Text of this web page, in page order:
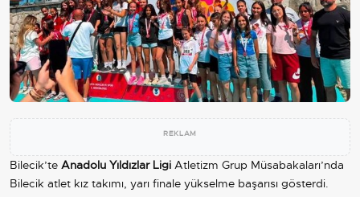
REKLAM
Bilecik’te Anadolu Yıldızlar Ligi Atletizm Grup Müsabakaları’nda
Bilecik atlet kız takımı, yarı finale yükselme başarısı gösterdi.